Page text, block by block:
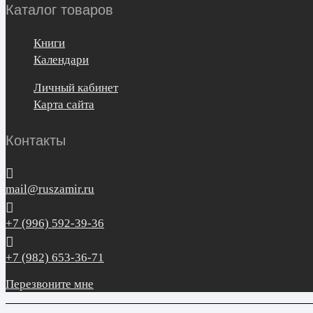
Каталог товаров
Книги
Календари
Личный кабинет
Карта сайта
Контакты
mail@ruszamir.ru
+7 (996) 592-39-36
+7 (982) 653-36-71
Перезвоните мне